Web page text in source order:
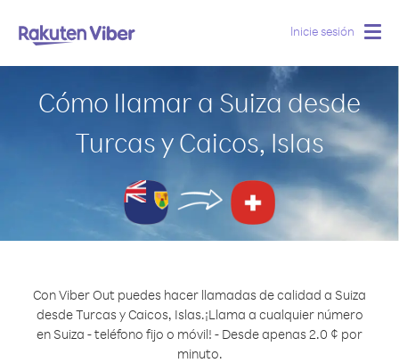
Inicie sesión
Cómo llamar a Suiza desde
Turcas y Caicos, Islas
Con Viber Out puedes hacer llamadas de calidad a Suiza
desde Turcas y Caicos, Islas.¡Llama a cualquier número
en Suiza - teléfono fijo o móvil! - Desde apenas 2.0 ¢ por
minuto.